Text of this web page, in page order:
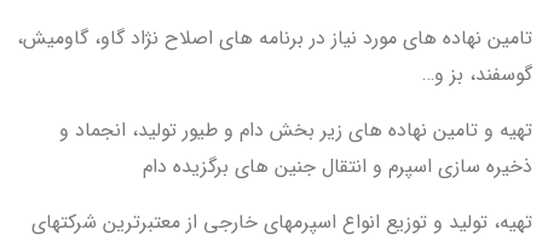
تامین نهاده های مورد نیاز در برنامه های اصلاح نژاد گاو، گاومیش،
گوسفند، بز و…
تهیه و تامین نهاده های زیر بخش دام و طیور تولید، انجماد و
ذخیره سازی اسپرم و انتقال جنین های برگزیده دام
تهیه، تولید و توزیع انواع اسپرمهای خارجی از معتبرترین شرکتهای